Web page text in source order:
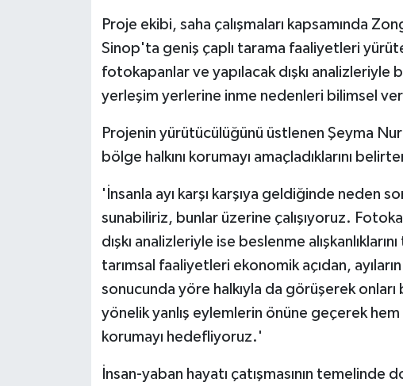
Proje ekibi, saha çalışmaları kapsamında
Sinop'ta geniş çaplı tarama faaliyetleri
fotokapanlar ve yapılacak dışkı analizleriyle
yerleşim yerlerine inme nedenleri bilimsel
Projenin yürütücülüğünü üstlenen Şeyma
bölge halkını korumayı amaçladıklarını
'İnsanla ayı karşı karşıya geldiğinde neden
sunabiliriz, bunlar üzerine çalışıyoruz.
dışkı analizleriyle ise beslenme
tarımsal faaliyetleri ekonomik açıdan,
sonucunda yöre halkıyla da görüşerek
yönelik yanlış eylemlerin önüne geçerek hem
korumayı hedefliyoruz.'
İnsan-yaban hayatı çatışmasının temelinde